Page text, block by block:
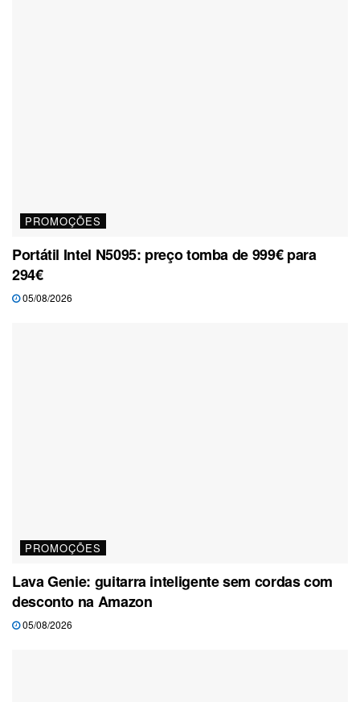
PROMOÇÕES
Portátil Intel N5095: preço tomba de 999€ para
294€
05/08/2026
PROMOÇÕES
Lava Genie: guitarra inteligente sem cordas com
desconto na Amazon
05/08/2026